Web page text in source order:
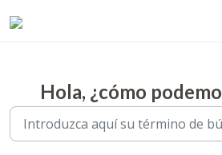
Hola, ¿cómo